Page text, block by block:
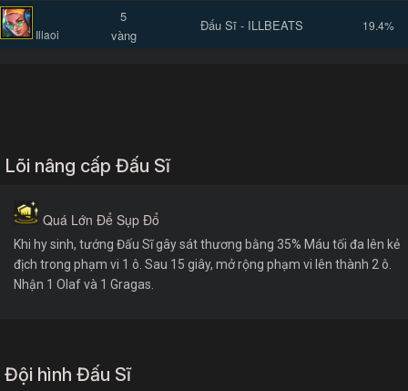
Illaoi
5
vàng
Đấu Sĩ - ILLBEATS 19.4%
Lõi nâng cấp Đấu Sĩ
Quá Lớn Để Sụp Đổ
Khi hy sinh, tướng Đấu Sĩ gây sát thương bằng 35% Máu tối đa lên kẻ
địch trong phạm vi 1 ô. Sau 15 giây, mở rộng phạm vi lên thành 2 ô.
Nhận 1 Olaf và 1 Gragas.
Đội hình Đấu Sĩ